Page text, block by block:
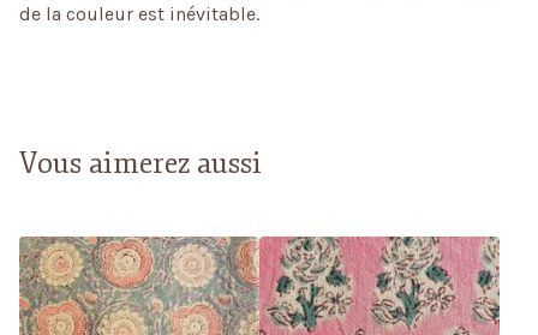
de la couleur est inévitable.
Vous aimerez aussi